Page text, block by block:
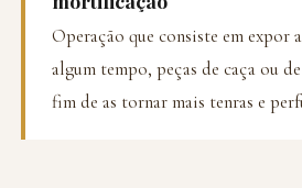
Operação que consiste em expor
algum tempo, peças de caça ou
fim de as tornar mais tenras e